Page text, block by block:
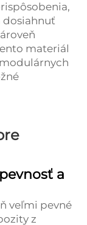
materiál
a
veľmi pevné
z